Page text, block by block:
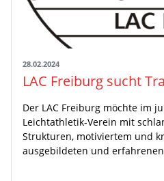
28.02.2024
LAC Freiburg sucht
Der LAC Freiburg möchte im
Leichtathletik-Verein mit
Strukturen, motiviertem und
ausgebildeten und